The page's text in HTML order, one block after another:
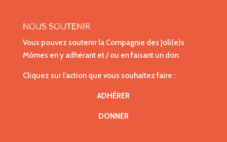
NOUS SOUTENIR
Vous pouvez soutenir la Compagnie des Joli(e)s
Mômes en y adhérant et / ou en faisant un don.
Cliquez sur l’action que vous souhaitez faire :
ADHÉRER
DONNER